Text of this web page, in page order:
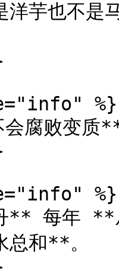
洋芋也不
%}
腐败变质
%}
每年 **从
总和**。